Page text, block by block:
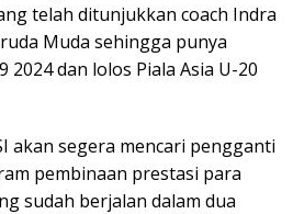
telah ditunjukkan coach Indra
Muda sehingga punya
2024 dan lolos Piala Asia U-20
akan segera mencari pengganti
pembinaan prestasi para
sudah berjalan dalam dua